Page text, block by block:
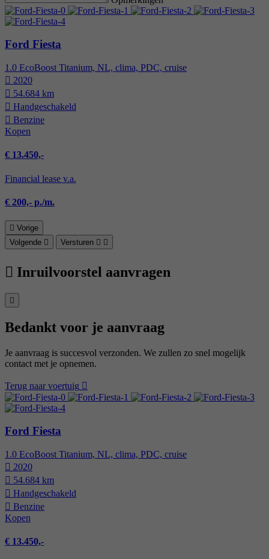
Ford Fiesta
1.0 EcoBoost Titanium, NL, clima, PDC, cruise
2020
54.684 km
Hand­geschakeld
Benzine
Kopen
€ 13.450,-
Financial lease v.a.
€ 200,- p./m.
Vorige
Volgende
Versturen
Inruilvoorstel aanvragen
Bedankt voor je aanvraag
Je aanvraag is succesvol verzonden. We zullen zo snel mogelijk
contact met je opnemen.
Terug naar voertuig
Ford Fiesta
1.0 EcoBoost Titanium, NL, clima, PDC, cruise
2020
54.684 km
Hand­geschakeld
Benzine
Kopen
€ 13.450,-